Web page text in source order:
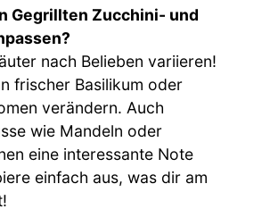
Gegrillten Zucchini- und
nach Belieben variieren!
frischer Basilikum oder
verändern. Auch
wie Mandeln oder
eine interessante Note
einfach aus, was dir am